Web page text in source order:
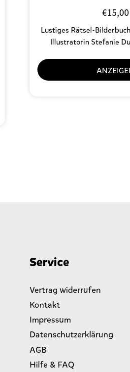
€15,00
Lustiges Rätsel-
Illustratorin Stefanie
Service
Vertrag widerrufen
Kontakt
Impressum
Datenschutzerklärung
AGB
Hilfe & FAQ